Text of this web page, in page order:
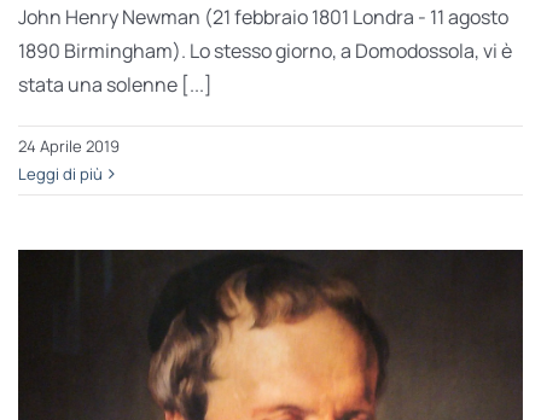
John Henry Newman (21 febbraio 1801 Londra - 11 agosto
1890 Birmingham). Lo stesso giorno, a Domodossola, vi è
stata una solenne [...]
24 Aprile 2019
Leggi di più